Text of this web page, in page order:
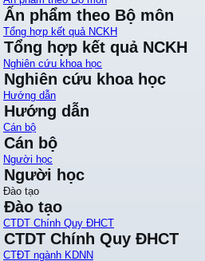
Ấn phẩm theo Bộ môn
Tổng hợp kết quả NCKH
Tổng hợp kết quả NCKH
Nghiên cứu khoa học
Nghiên cứu khoa học
Hướng dẫn
Hướng dẫn
Cán bộ
Cán bộ
Người học
Người học
Đào tạo
Đào tạo
CTDT Chính Quy ĐHCT
CTDT Chính Quy ĐHCT
CTĐT ngành KDNN